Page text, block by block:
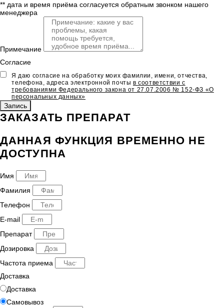
** дата и время приёма согласуется обратным звонком нашего
менеджера
Примечание
Согласие
Я даю согласие на обработку моих фамилии, имени, отчества,
телефона, адреса электронной почтыв соответствии с
требованиями Федерального закона от 27.07.2006 № 152-ФЗ «О
персональных данных»
Запись
ЗАКАЗАТЬ ПРЕПАРАТ
ДАННАЯ ФУНКЦИЯ ВРЕМЕННО НЕ
ДОСТУПНА
Имя
Фамилия
Телефон
E-mail
Препарат
Дозировка
Частота приема
Доставка
Доставка
Самовывоз